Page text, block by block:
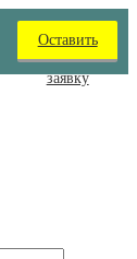
Оставить
заявку